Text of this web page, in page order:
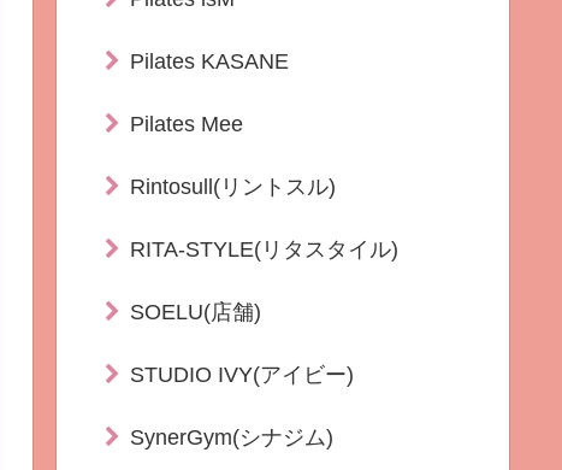
Pilates KASANE
Pilates Mee
Rintosull(リントスル)
RITA-STYLE(リタスタイル)
SOELU(店舗)
STUDIO IVY(アイビー)
SynerGym(シナジム)